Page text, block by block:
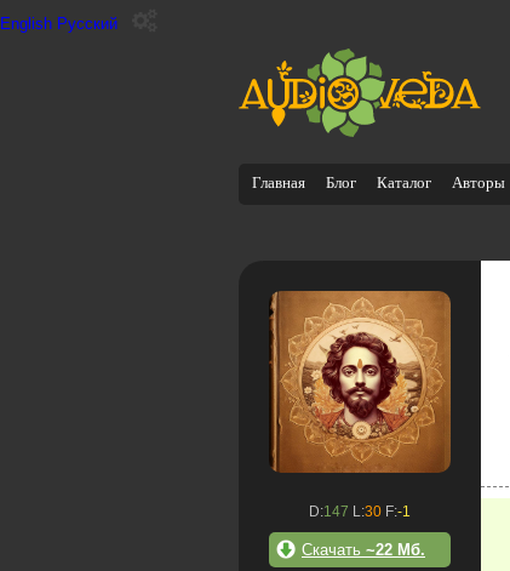
English Русский
Главная Блог Каталог Авторы
D:147 L:30 F:-1
Скачать ~22 Мб.